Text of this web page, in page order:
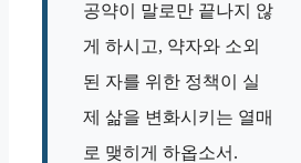
공약이 말로만 끝나지 않
게 하시고, 약자와 소외
된 자를 위한 정책이 실
제 삶을 변화시키는 열매
로 맺히게 하옵소서.